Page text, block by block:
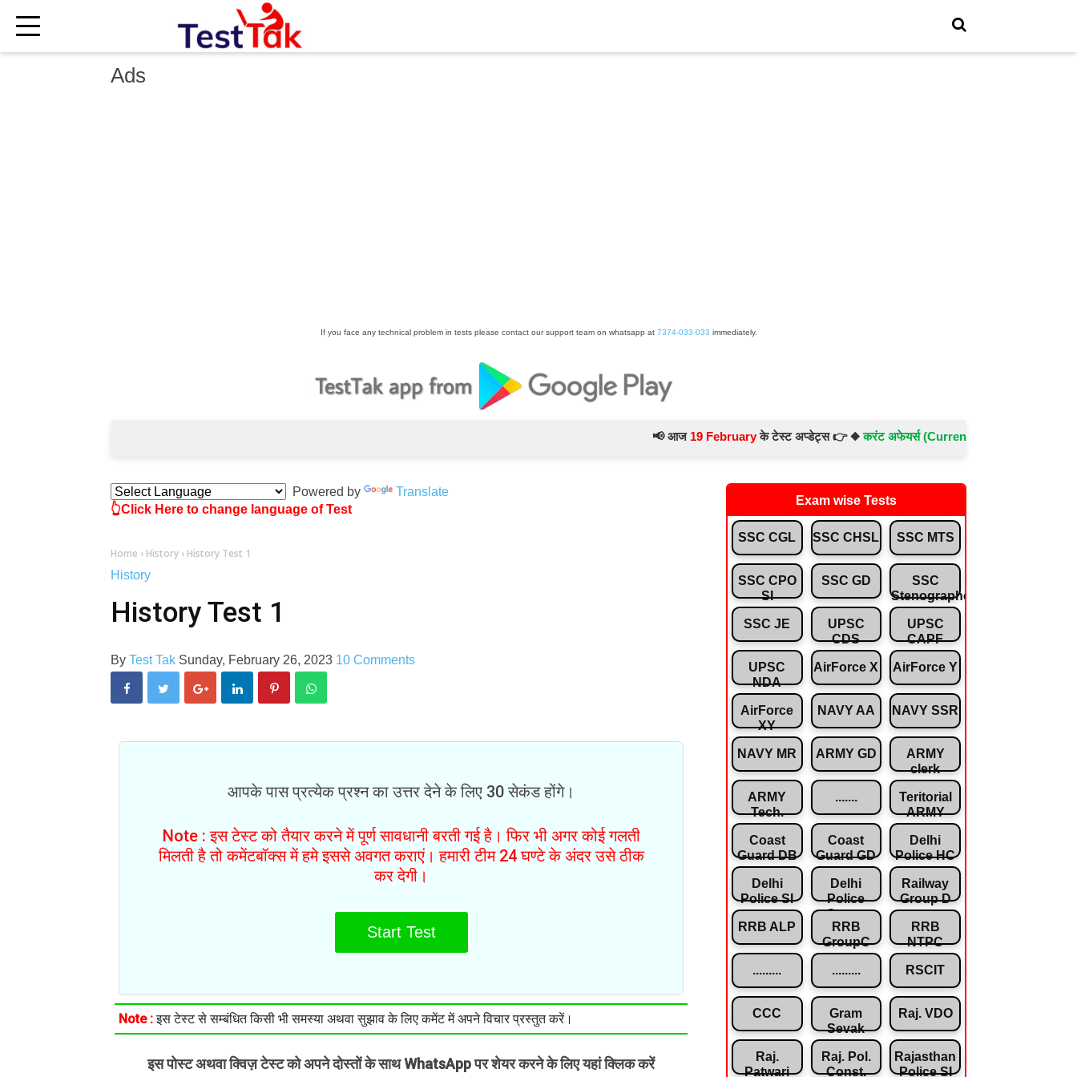
Ads
If you face any technical problem in tests please contact our support team on whatsapp at 7374-033-033 immediately.
19 Februaryके टेस्ट अप्डेट्स 👉 ◆करंट अफेयर्स (Current Affairs) -
Powered by
Translate
👆Click Here to change language of Test
Home › History › History Test 1
History
History Test 1
By Test Tak Sunday, February 26, 2023 10 Comments
आपके पास प्रत्येक प्रश्न का उत्तर देने के लिए 30 सेकंड होंगे।
Note : इस टेस्ट को तैयार करने में पूर्ण सावधानी बरती गई है। फिर भी अगर कोई गलती
मिलती है तो कमेंटबॉक्स में हमे इससे अवगत कराएं। हमारी टीम 24 घण्टे के अंदर उसे ठीक
कर देगी।
Start Test
Note :इस टेस्ट से सम्बंधित किसी भी समस्या अथवा सुझाव के लिए कमेंट में अपने विचार प्रस्तुत करें।
इस पोस्ट अथवा क्विज़ टेस्ट को अपने दोस्तों के साथ WhatsApp पर शेयर करने के लिए यहां क्लिक करें
Exam wise Tests
SSC CGL SSC CHSL SSC MTS
SSC CPO
SI
SSC GD
SSC
Stenographer
SSC JE
UPSC
CDS
UPSC
CAPF
UPSC
NDA
AirForce X AirForce Y
AirForce
XY
NAVY AA NAVY SSR
NAVY MR ARMY GD
ARMY
clerk
ARMY
Tech.
.......
Teritorial
ARMY
Coast
Guard DB
Coast
Guard GD
Delhi
Police HC
Delhi
Police SI
Delhi
Police
Const.
Railway
Group D
RRB ALP
RRB
GroupC
RRB
NTPC
......... ......... RSCIT
CCC
Gram
Sevak
Raj. VDO
Raj.
Patwari
Raj. Pol.
Const.
Rajasthan
Police SI